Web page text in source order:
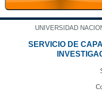
UNIVERSIDAD
SERVICIO DE